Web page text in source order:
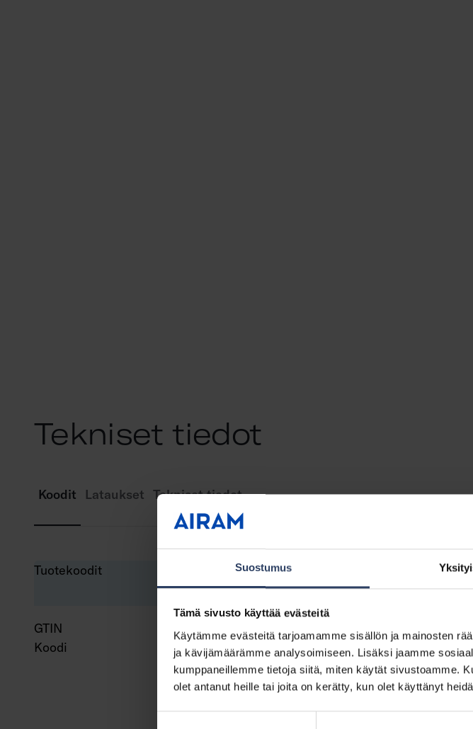
Suostumus
Tämä sivusto käyttää evästeitä
Käytämme evästeitä tarjoamamme sisällön ja mainosten
ja kävijämäärämme analysoimiseen. Lisäksi jaamme
kumppaneillemme tietoja siitä, miten käytät sivustoamme.
olet antanut heille tai joita on kerätty, kun olet käyttänyt
Tekniset tiedot
Koodit Lataukset Tekniset tiedot
Tuotekoodit
GTIN
6435200321466
Koodi
9479072